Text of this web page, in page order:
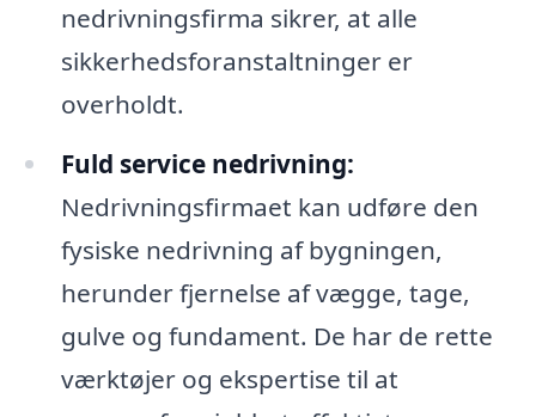
nedrivningsfirma sikrer, at alle
sikkerhedsforanstaltninger er
overholdt.
Fuld service nedrivning:
Nedrivningsfirmaet kan udføre den
fysiske nedrivning af bygningen,
herunder fjernelse af vægge, tage,
gulve og fundament. De har de rette
værktøjer og ekspertise til at